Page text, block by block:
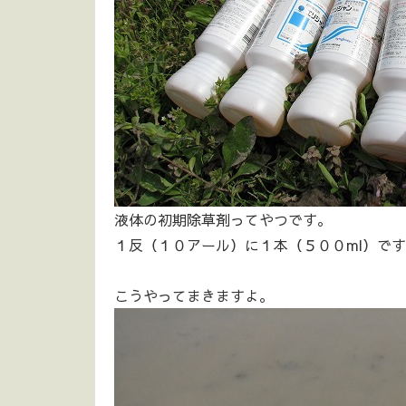
液体の初期除草剤ってやつです。
１反（１０アール）に１本（５００ml）で
こうやってまきますよ。